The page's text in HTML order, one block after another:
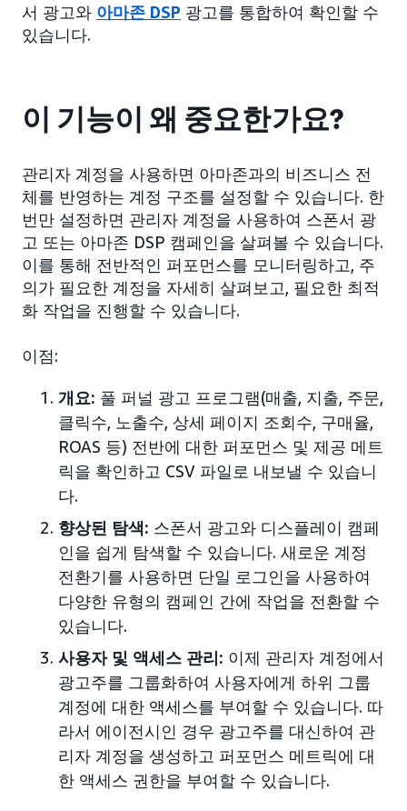
서 광고와 아마존 DSP 광고를 통합하여 확인할 수
있습니다.
이 기능이 왜 중요한가요?
관리자 계정을 사용하면 아마존과의 비즈니스 전
체를 반영하는 계정 구조를 설정할 수 있습니다. 한
번만 설정하면 관리자 계정을 사용하여 스폰서 광
고 또는 아마존 DSP 캠페인을 살펴볼 수 있습니다.
이를 통해 전반적인 퍼포먼스를 모니터링하고, 주
의가 필요한 계정을 자세히 살펴보고, 필요한 최적
화 작업을 진행할 수 있습니다.
이점:
개요: 풀 퍼널 광고 프로그램(매출, 지출, 주문,
클릭수, 노출수, 상세 페이지 조회수, 구매율,
ROAS 등) 전반에 대한 퍼포먼스 및 제공 메트
릭을 확인하고 CSV 파일로 내보낼 수 있습니
다.
향상된 탐색: 스폰서 광고와 디스플레이 캠페
인을 쉽게 탐색할 수 있습니다. 새로운 계정
전환기를 사용하면 단일 로그인을 사용하여
다양한 유형의 캠페인 간에 작업을 전환할 수
있습니다.
사용자 및 액세스 관리: 이제 관리자 계정에서
광고주를 그룹화하여 사용자에게 하위 그룹
계정에 대한 액세스를 부여할 수 있습니다. 따
라서 에이전시인 경우 광고주를 대신하여 관
리자 계정을 생성하고 퍼포먼스 메트릭에 대
한 액세스 권한을 부여할 수 있습니다.